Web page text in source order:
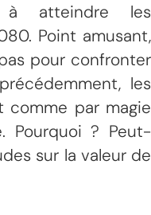
atteindre les
Point amusant,
pour confronter
les
comme par magie
Pourquoi ? Peut-
sur la valeur de